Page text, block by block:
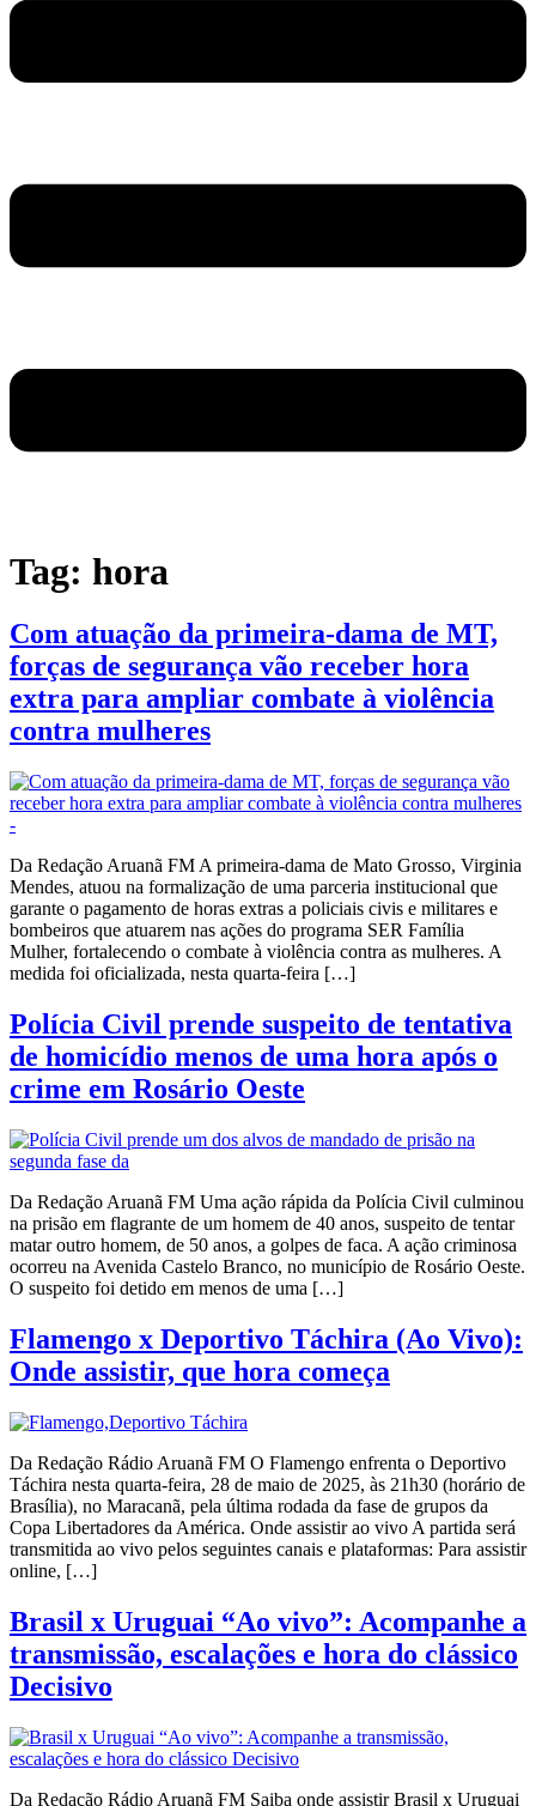
Tag: hora
Com atuação da primeira-dama de MT,
forças de segurança vão receber hora
extra para ampliar combate à violência
contra mulheres
Da Redação Aruanã FM A primeira-dama de Mato Grosso, Virginia
Mendes, atuou na formalização de uma parceria institucional que
garante o pagamento de horas extras a policiais civis e militares e
bombeiros que atuarem nas ações do programa SER Família
Mulher, fortalecendo o combate à violência contra as mulheres. A
medida foi oficializada, nesta quarta-feira […]
Polícia Civil prende suspeito de tentativa
de homicídio menos de uma hora após o
crime em Rosário Oeste
Da Redação Aruanã FM Uma ação rápida da Polícia Civil culminou
na prisão em flagrante de um homem de 40 anos, suspeito de tentar
matar outro homem, de 50 anos, a golpes de faca. A ação criminosa
ocorreu na Avenida Castelo Branco, no município de Rosário Oeste.
O suspeito foi detido em menos de uma […]
Flamengo x Deportivo Táchira (Ao Vivo):
Onde assistir, que hora começa
Da Redação Rádio Aruanã FM O Flamengo enfrenta o Deportivo
Táchira nesta quarta-feira, 28 de maio de 2025, às 21h30 (horário de
Brasília), no Maracanã, pela última rodada da fase de grupos da
Copa Libertadores da América. Onde assistir ao vivo A partida será
transmitida ao vivo pelos seguintes canais e plataformas: Para assistir
online, […]
Brasil x Uruguai “Ao vivo”: Acompanhe a
transmissão, escalações e hora do clássico
Decisivo
Da Redação Rádio Aruanã FM Saiba onde assistir Brasil x Uruguai